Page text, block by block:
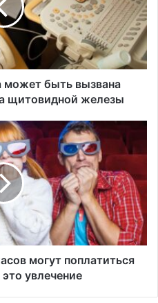
может быть вызвана
щитовидной железы
могут поплатиться
увлечение